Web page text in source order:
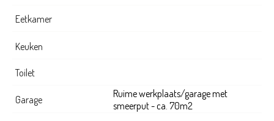
Eetkamer
Keuken
Toilet
Garage
Ruime werkplaats/garage met
smeerput - ca. 70m2